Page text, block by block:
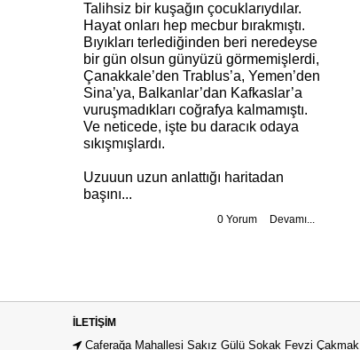
Talihsiz bir kuşağın çocuklarıydılar.
Hayat onları hep mecbur bırakmıştı.
Bıyıkları terlediğinden beri neredeyse
bir gün olsun günyüzü görmemişlerdi,
Çanakkale’den Trablus’a, Yemen’den
Sina’ya, Balkanlar’dan Kafkaslar’a
vuruşmadıkları coğrafya kalmamıştı.
Ve neticede, işte bu daracık odaya
sıkışmışlardı.
Uzuuun uzun anlattığı haritadan
başını...
0 Yorum Devamı...
İLETIŞIM
Caferağa Mahallesi Sakız Gülü Sokak Fevzi Çakmak